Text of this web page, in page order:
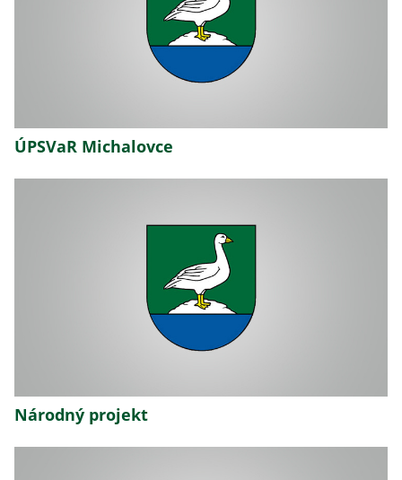
ÚPSVaR Michalovce
Národný projekt